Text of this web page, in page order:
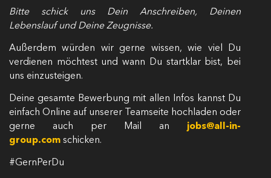
Bitte schick uns Dein Anschreiben, Deinen
Lebenslauf und Deine Zeugnisse.
Außerdem würden wir gerne wissen, wie viel Du
verdienen möchtest und wann Du startklar bist, bei
uns einzusteigen.
Deine gesamte Bewerbung mit allen Infos kannst Du
einfach Online auf unserer Teamseite hochladen oder
gerne auch per Mail an jobs@all-in-
group.com schicken.
#GernPerDu